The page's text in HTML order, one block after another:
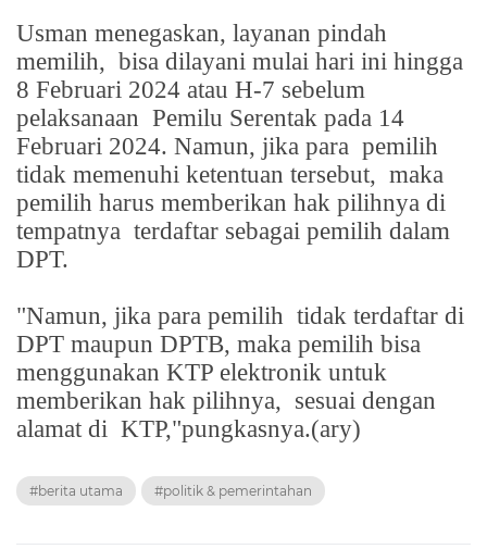
Usman menegaskan, layanan pindah
memilih, bisa dilayani mulai hari ini hingga
8 Februari 2024 atau H-7 sebelum
pelaksanaan Pemilu Serentak pada 14
Februari 2024. Namun, jika para pemilih
tidak memenuhi ketentuan tersebut, maka
pemilih harus memberikan hak pilihnya di
tempatnya terdaftar sebagai pemilih dalam
DPT.
"Namun, jika para pemilih tidak terdaftar di
DPT maupun DPTB, maka pemilih bisa
menggunakan KTP elektronik untuk
memberikan hak pilihnya, sesuai dengan
alamat di KTP,"pungkasnya.(ary)
#berita utama #politik & pemerintahan